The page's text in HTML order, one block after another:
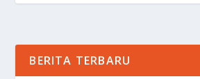
BERITA TERBARU